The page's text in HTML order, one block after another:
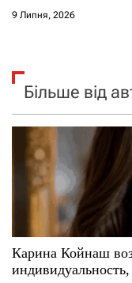
9 Липня, 2026
Більше від
Карина Койнаш